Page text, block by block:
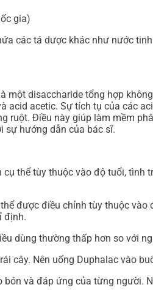
gia)
các tá dược khác như nước
disaccharide tổng hợp
acid acetic. Sự tích tụ của các
ruột. Điều này giúp làm mềm
sự hướng dẫn của bác sĩ.
thể tùy thuộc vào độ tuổi,
được điều chỉnh tùy thuộc
định.
dùng thường thấp hơn so với
cây. Nên uống Duphalac vào
và đáp ứng của từng người.